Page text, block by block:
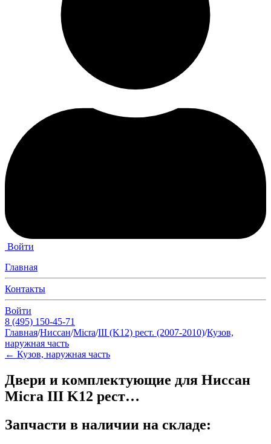
Войти
Главная
Контакты
Войти
8 (495) 150-45-71
Главная/Ниссан/Micra/III (K12) рест. (2007-2010)/Кузов,
наружная часть
← Кузов, наружная часть
Двери и комплектующие для Ниссан
Micra III K12 рест…
Запчасти в наличии на складе: